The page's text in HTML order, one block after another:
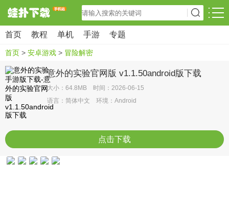
首页 教程 单机 手游 专题
首页 > 安卓游戏 > 冒险解密
意外的实验官网版 v1.1.50android版下载
大小：64.8MB 时间：2026-06-15
语言：简体中文 环境：Android
点击下载